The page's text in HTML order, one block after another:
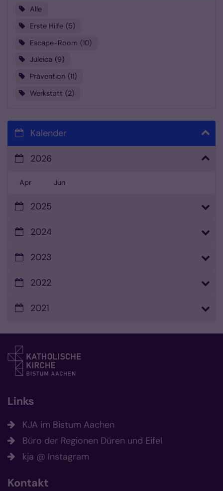
Alle
Erste Hilfe 5
Escape-Room 10
Juleica
9
Prävention 11
Werkstatt 2
Kalender
2026
Apr Jun
2025
2024
2023
2022
2021
Links
KJA im Bistum Aachen
Büro der Regionen Düren und Eifel
kja @ Instagram
Kontakt